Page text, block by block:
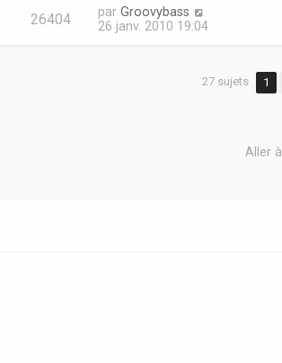
26404 par Groovybass
26 janv. 2010 19:04
27 sujets 1
Aller à